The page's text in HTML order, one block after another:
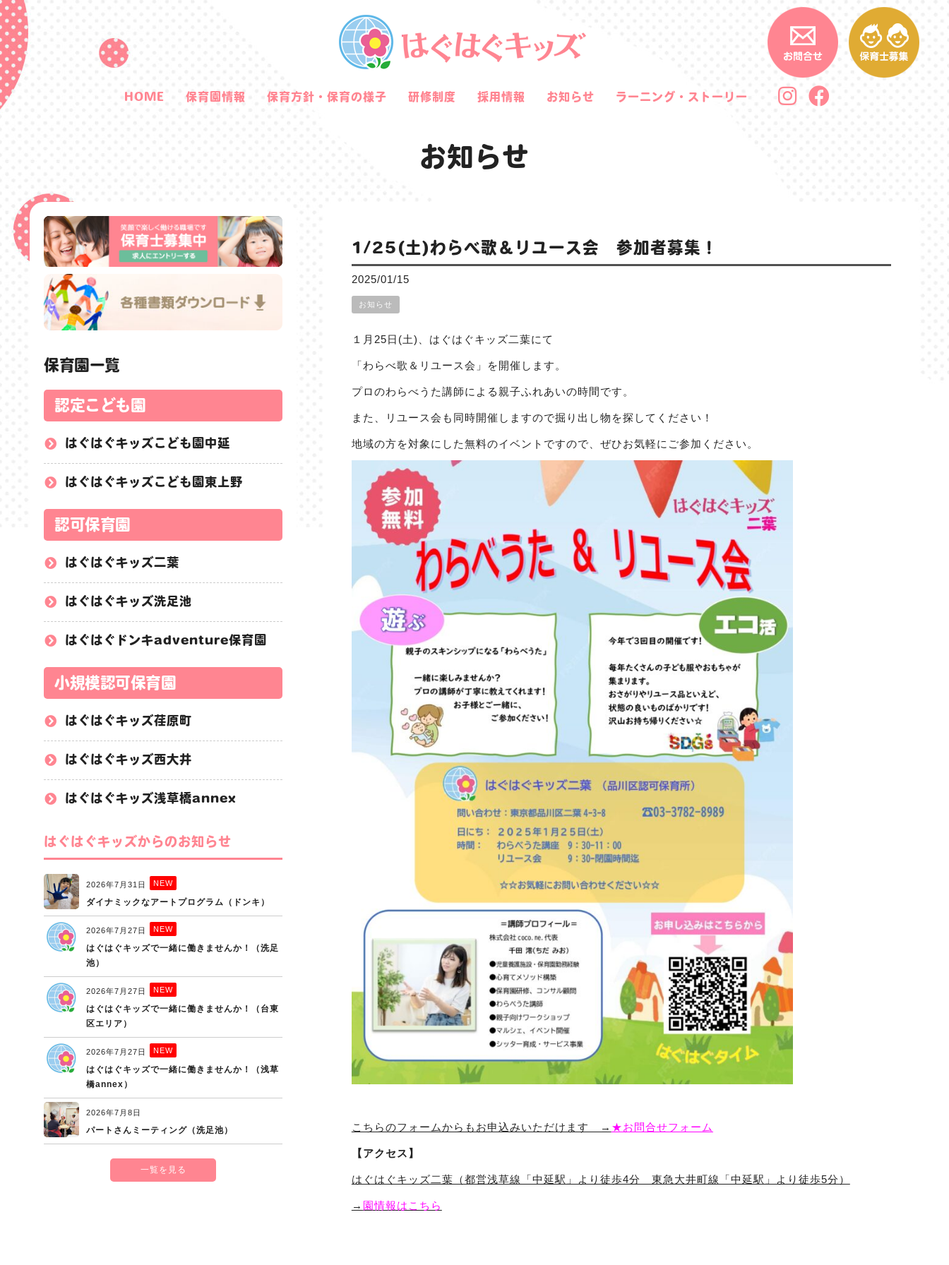
HOME 保育園情報 保育方針・保育の様子 研修制度 採用情報 お知らせ ラーニング・ストーリー
お知らせ
1/25(土)わらべ歌＆リユース会 参加者募集！
2025/01/15
お知らせ
１月25日(土)、はぐはぐキッズ二葉にて
「わらべ歌＆リユース会」を開催します。
プロのわらべうた講師による親子ふれあいの時間です。
また、リユース会も同時開催しますので掘り出し物を探してください！
地域の方を対象にした無料のイベントですので、ぜひお気軽にご参加ください。
こちらのフォームからもお申込みいただけます → ★お問合せフォーム
【アクセス】
はぐはぐキッズ二葉（都営浅草線「中延駅」より徒歩4分 東急大井町線「中延駅」より徒歩5分）
→ 園情報はこちら
保育園一覧
認定こども園
はぐはぐキッズこども園中延
はぐはぐキッズこども園東上野
認可保育園
はぐはぐキッズ二葉
はぐはぐキッズ洗足池
はぐはぐドンキadventure保育園
小規模認可保育園
はぐはぐキッズ荏原町
はぐはぐキッズ西大井
はぐはぐキッズ浅草橋annex
はぐはぐキッズからのお知らせ
2026年7月31日 NEW
ダイナミックなアートプログラム（ドンキ）
2026年7月27日 NEW
はぐはぐキッズで一緒に働きませんか！（洗足
池）
2026年7月27日 NEW
はぐはぐキッズで一緒に働きませんか！（台東
区エリア）
2026年7月27日 NEW
はぐはぐキッズで一緒に働きませんか！（浅草
橋annex）
2026年7月8日
パートさんミーティング（洗足池）
一覧を見る